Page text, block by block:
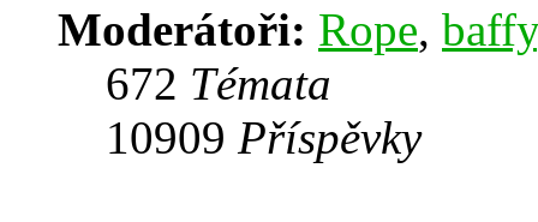
Moderátoři: Rope, baffy
672 Témata
10909 Příspěvky